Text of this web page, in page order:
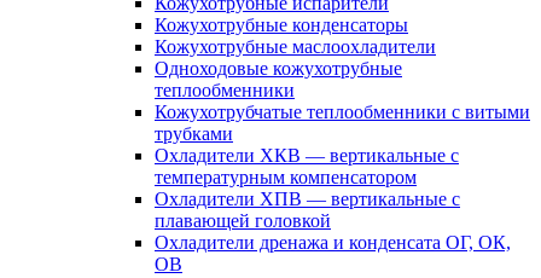
Кожухотрубные конденсаторы
Кожухотрубные маслоохладители
Одноходовые кожухотрубные
теплообменники
Кожухотрубчатые теплообменники с витыми
трубками
Охладители ХКВ — вертикальные с
температурным компенсатором
Охладители ХПВ — вертикальные с
плавающей головкой
Охладители дренажа и конденсата ОГ, ОК,
ОВ